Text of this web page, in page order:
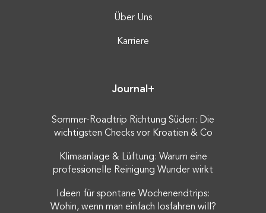
Über Uns
Karriere
Journal+
Sommer-Roadtrip Richtung Süden: Die
wichtigsten Checks vor Kroatien & Co
Klimaanlage & Lüftung: Warum eine
professionelle Reinigung Wunder wirkt
Ideen für spontane Wochenendtrips:
Wohin, wenn man einfach losfahren will?